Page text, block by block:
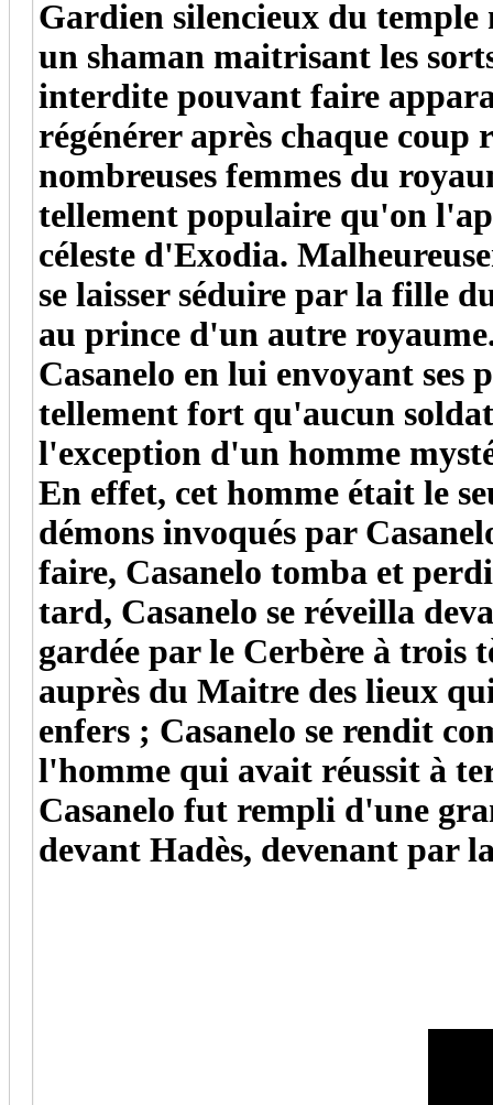
Gardien silencieux du temple
un shaman maitrisant les
interdite pouvant faire
régénérer après chaque
nombreuses femmes du
tellement populaire qu'on
céleste d'Exodia.
se laisser séduire par la fille
au prince d'un autre
Casanelo en lui envoyant ses
tellement fort qu'aucun
l'exception d'un homme
En effet, cet homme était le
démons invoqués par
faire, Casanelo tomba et
tard, Casanelo se réveilla
gardée par le Cerbère à trois
auprès du Maitre des lieux
enfers ; Casanelo se rendit
l'homme qui avait réussit à
Casanelo fut rempli d'une
devant Hadès, devenant par